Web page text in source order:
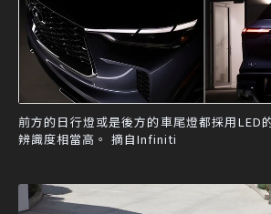
前方的日行燈或是後方的車尾燈都採用LED
辨識度相當高。 摘自Infiniti